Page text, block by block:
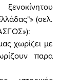
(σελ.
παρα